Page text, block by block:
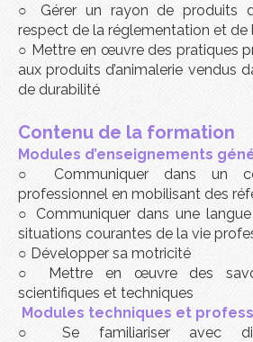
○Gérer un rayon de produits
respect de la réglementation et de
○ Mettre en œuvre des pratiques
aux produits d’animalerie vendus
de durabilité
Contenu de la formation
Modules d’enseignements
○ Communiquer dans un
professionnel en mobilisant des
○ Communiquer dans une
situations courantes de la vie
○ Développer sa motricité
○ Mettre en œuvre des
scientifiques et techniques
Modules techniques et
○ Se familiariser avec